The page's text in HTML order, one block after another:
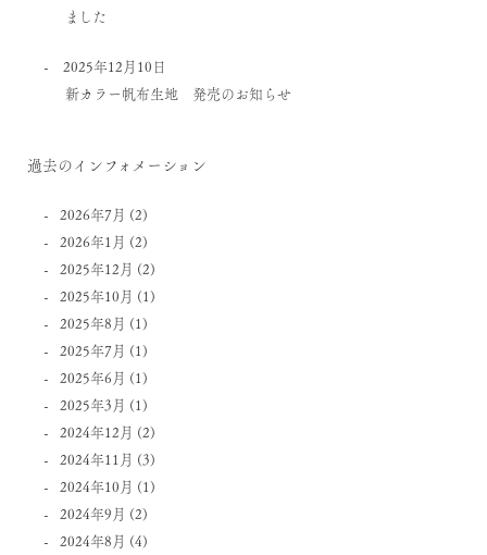
ました
2025年12月10日
新カラー帆布生地 発売のお知らせ
過去のインフォメーション
2026年7月 (2)
2026年1月 (2)
2025年12月 (2)
2025年10月 (1)
2025年8月 (1)
2025年7月 (1)
2025年6月 (1)
2025年3月 (1)
2024年12月 (2)
2024年11月 (3)
2024年10月 (1)
2024年9月 (2)
2024年8月 (4)